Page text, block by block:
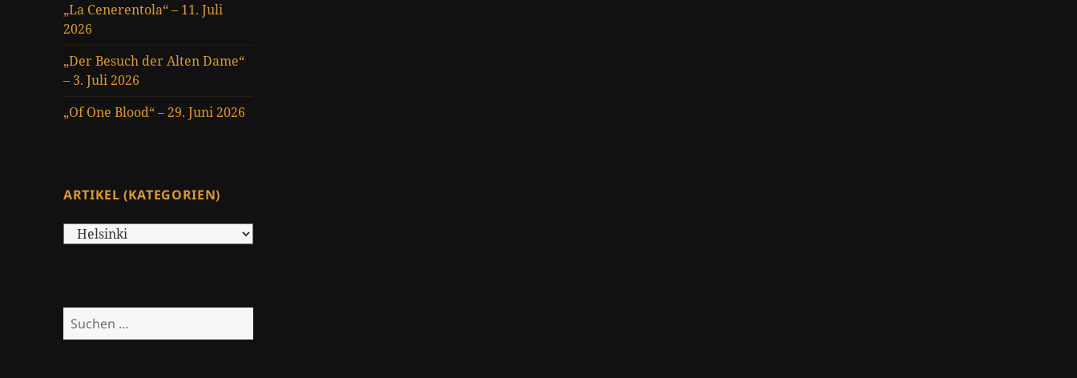
„La Cenerentola“ – 11. Juli
2026
„Der Besuch der Alten Dame“
– 3. Juli 2026
„Of One Blood“ – 29. Juni 2026
ARTIKEL (KATEGORIEN)
Artikel
Suchen
nach: